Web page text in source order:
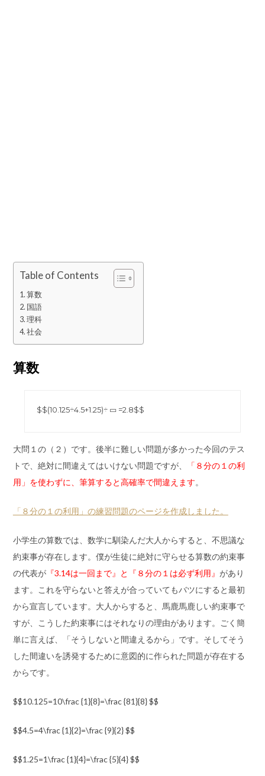
Table of Contents
算数
国語
理科
社会
算数
$$(10.125÷4.5+1.25)÷ ▭ =2.8$$
大問１の（２）です。後半に難しい問題が多かった今回のテス
トで、絶対に間違えてはいけない問題ですが、
「８分の１の利
用」を使わずに、筆算すると高確率で間違えます。
「８分の１の利用」の練習問題のページを作成しました。
小学生の算数では、数学に馴染んだ大人からすると、不思議な
約束事が存在します。僕が生徒に絶対に守らせる算数の約束事
の代表が『3.14は一回まで』と『８分の１は必ず利用』 があり
ます。これを守らないと答えが合っていてもバツにすると最初
から宣言しています。大人からすると、馬鹿馬鹿しい約束事で
すが、こうした約束事にはそれなりの理由があります。ごく簡
単に言えば、「そうしないと間違えるから」です。そしてそう
した間違いを誘発するために意図的に作られた問題が存在する
からです。
$$10.125=10\frac {1}{8}=\frac {81}{8} $$
$$4.5=4\frac {1}{2}=\frac {9}{2} $$
$$1.25=1\frac {1}{4}=\frac {5}{4} $$